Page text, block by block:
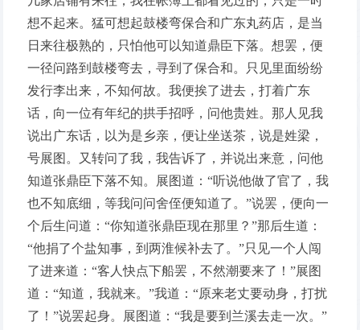
想不起来。猛可想起鼓楼弯保合和广东丸药店，是当
日来往极熟的，只怕他可以知道鼎臣下落。想罢，便
一径问路到鼓楼弯去，寻到了保合和。只见里面纷纷
发行李出来，不知何故。我便挨了进去，打着广东
话，向一位有年纪的拱手招呼，问他贵姓。那人见我
说出广东话，以为是乡亲，便让坐送茶，说是姓梁，
号展图。又转问了我，我告诉了，并说出来意，问他
知道张鼎臣下落不知。展图道：“听说他做了官了，我
也不知底细，等我问问舍侄便知道了。”说罢，便向一
个后生问道：“你知道张鼎臣现在那里？”那后生道：
“他捐了个盐知事，到两淮候补去了。”只见一个人闯
了进来道：“客人快点下船罢，不然潮要来了！”展图
道：“知道，我就来。”我道：“原来老丈要动身，打扰
了！”说罢起身。展图道：“我是要到兰溪去走一次。”